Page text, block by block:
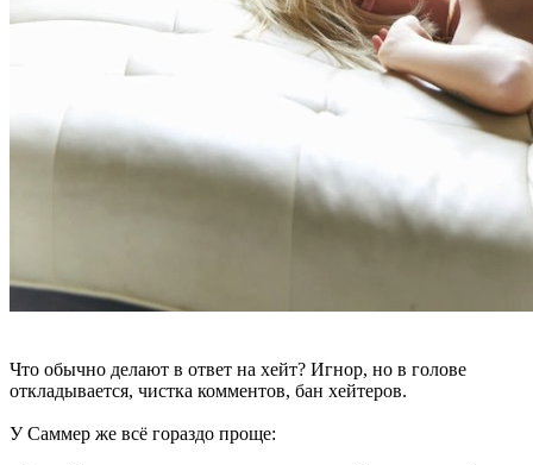
Что обычно делают в ответ на хейт? Игнор, но в голове
откладывается, чистка комментов, бан хейтеров.
У Саммер же всё гораздо проще: